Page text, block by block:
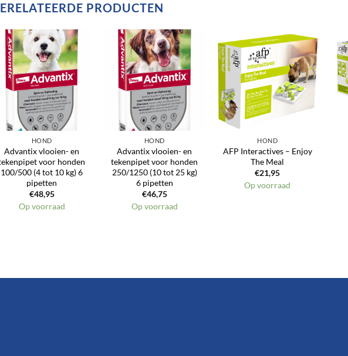
PRODUCTEN
Toevoegen
aan
verlanglijst
HOND
Advantix vlooien- en
voor honden
100/500 (4 tot 10 kg) 6
pipetten
€48,95
Op voorraad
Toevoegen
aan
verlanglijst
HOND
Advantix vlooien- en
tekenpipet voor honden
250/1250 (10 tot 25 kg)
6 pipetten
€46,75
Op voorraad
Toevoegen
aan
verlanglijst
HOND
AFP Interactives – Enjoy
The Meal
€21,95
Op voorraad